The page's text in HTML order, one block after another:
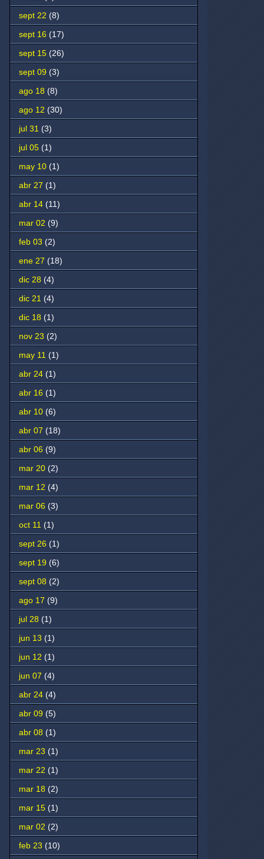
sept 22 (8)
sept 16 (17)
sept 15 (26)
sept 09 (3)
ago 18 (8)
ago 12 (30)
jul 31 (3)
jul 05 (1)
may 10 (1)
abr 27 (1)
abr 14 (11)
mar 02 (9)
feb 03 (2)
ene 27 (18)
dic 28 (4)
dic 21 (4)
dic 18 (1)
nov 23 (2)
may 11 (1)
abr 24 (1)
abr 16 (1)
abr 10 (6)
abr 07 (18)
abr 06 (9)
mar 20 (2)
mar 12 (4)
mar 06 (3)
oct 11 (1)
sept 26 (1)
sept 19 (6)
sept 08 (2)
ago 17 (9)
jul 28 (1)
jun 13 (1)
jun 12 (1)
jun 07 (4)
abr 24 (4)
abr 09 (5)
abr 08 (1)
mar 23 (1)
mar 22 (1)
mar 18 (2)
mar 15 (1)
mar 02 (2)
feb 23 (10)